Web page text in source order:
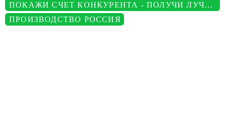
ПОКАЖИ СЧЕТ КОНКУРЕНТА - ПОЛУЧИ ЛУЧШУЮ ЦЕНУ
ПРОИЗВОДСТВО РОССИЯ